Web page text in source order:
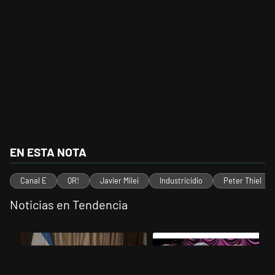
EN ESTA NOTA
Canal E QR! Javier Milei Industricidio Peter Thiel
Noticias en Tendencia
Un artículo de tendencia con el título "Milei, listo para 'atajar'
Un artículo de tendencia con el